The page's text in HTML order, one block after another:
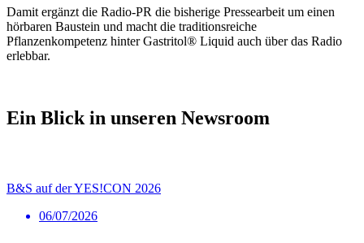
Damit ergänzt die Radio-PR die bisherige Pressearbeit um einen
hörbaren Baustein und macht die traditionsreiche
Pflanzenkompetenz hinter Gastritol® Liquid auch über das Radio
erlebbar.
Ein Blick in unseren Newsroom
B&S auf der YES!CON 2026
06/07/2026